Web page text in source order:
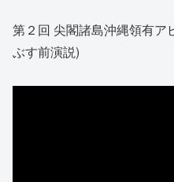
第２回 尖閣諸島沖縄領有
ぶす前演説)